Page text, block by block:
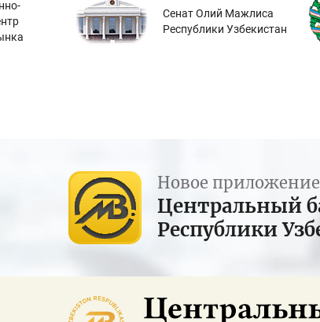
Сенат Олий Мажлиса
Республики Узбекистан
Новое приложение
Центральный
Республики